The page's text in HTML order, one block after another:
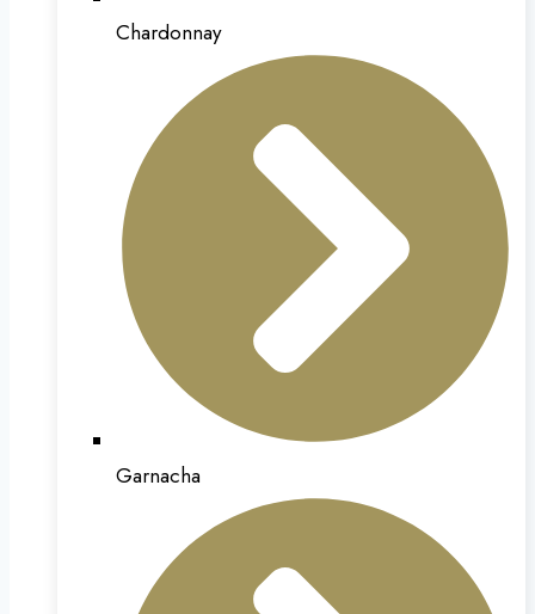
Chardonnay
Garnacha